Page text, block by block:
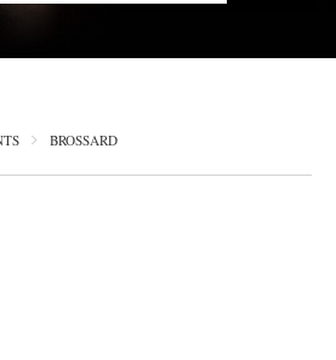
BROSSARD